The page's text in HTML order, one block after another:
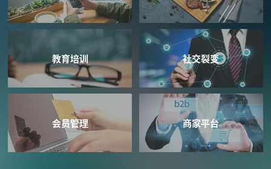
教育培训 社交裂变
会员管理 商家平台